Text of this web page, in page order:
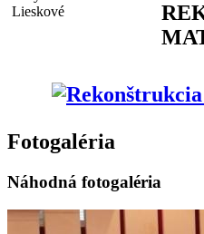
Fotogaléria
Náhodná fotogaléria